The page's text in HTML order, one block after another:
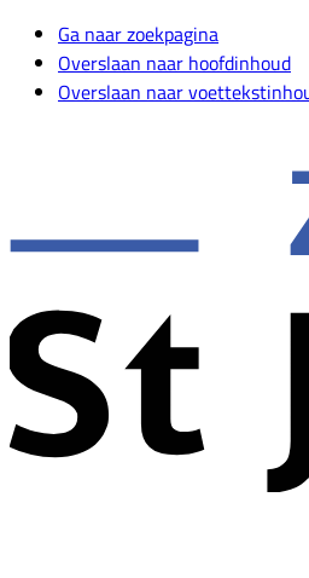
Ga naar zoekpagina
Overslaan naar hoofdinhoud
Overslaan naar